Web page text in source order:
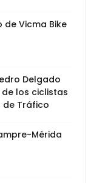
Vicma Bike
Delgado
los ciclistas
de Tráfico
Mérida